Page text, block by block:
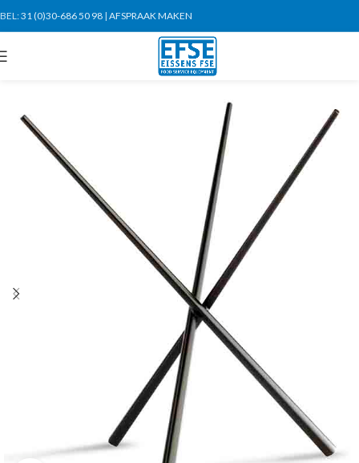
BEL:31 (0)30-686 50 98 | AFSPRAAK MAKEN